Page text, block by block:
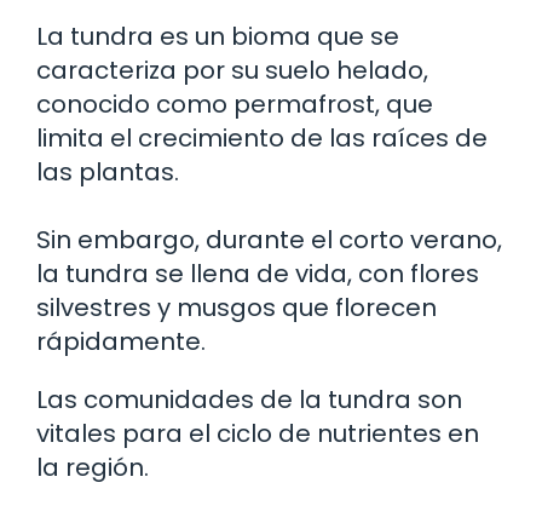
La tundra es un bioma que se
caracteriza por su suelo helado,
conocido como permafrost, que
limita el crecimiento de las raíces de
las plantas.
Sin embargo, durante el corto verano,
la tundra se llena de vida, con flores
silvestres y musgos que florecen
rápidamente.
Las comunidades de la tundra son
vitales para el ciclo de nutrientes en
la región.